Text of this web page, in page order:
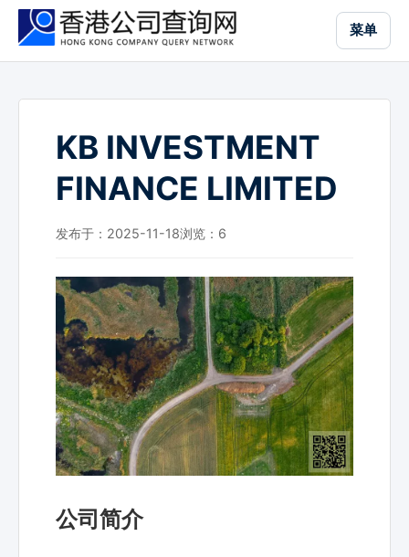
菜单
KB INVESTMENT
FINANCE LIMITED
发布于：2025-11-18浏览： 6
公司简介